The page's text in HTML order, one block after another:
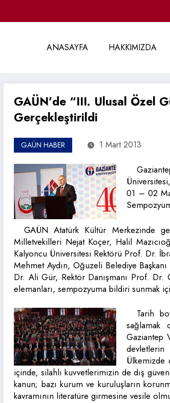
ANASAYFA HAKKIMIZDA
GAÜN’de “III. Ulusal Özel
Gerçekleştirildi
GAÜN HABER 1 Mart 2013
01 – 02
GAÜN Atatürk Kültür Merkezinde
Milletvekilleri Nejat Koçer, Halil
Kalyoncu Üniversitesi Rektörü Prof. Dr.
Mehmet Aydın, Oğuzeli Belediye
Dr. Ali Gür, Rektör Danışmanı Prof. Dr.
elemanları, sempozyuma bildiri sunmak
Tarih
sağlamak
Gaziantep
Ülkemizde
içinde, silahlı kuvvetlerimizin de dış
kanun; bazı kurum ve kuruluşların
kavramının literatüre girmesine vesile